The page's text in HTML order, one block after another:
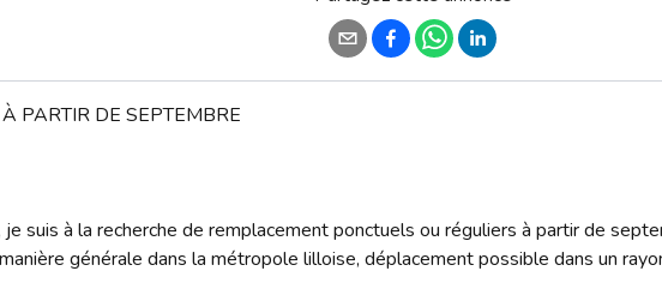
PARTIR DE SEPTEMBRE
suis à la recherche de remplacement ponctuels ou réguliers à partir de
générale dans la métropole lilloise, déplacement possible dans un